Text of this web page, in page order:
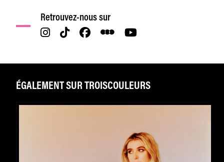
Retrouvez-nous sur
ÉGALEMENT SUR TROISCOULEURS